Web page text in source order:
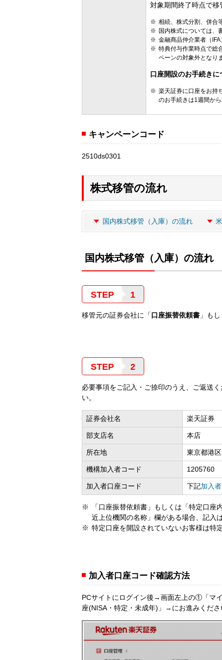
対象期間終了時点で
相続、株式分割、併合
国内株式については、
金融商品仲介業者（
特典付与作業時点で総
ペーンの対象外となり
口座開設のお手続きに
楽天証券に口座をお持
のお手続きは1週間か
キャンペーンコード
2510ds0301
株式移管の流れ
国内株式移管（入庫）の流れ
国内株式移管（入庫）の流れ
STEP
移管元の証券会社に「口座振替依頼書 」も
STEP
必要事項をご記入・ご捺印のうえ、ご返送
い。
証券会社名 楽天証券
部支店名 本店
所在地 東京都港区
機構加入者コード 1205760
加入者口座コード 下記加入
「口座振替依頼書」もしくは「特定口
近上位機関の名称」欄がある場合、記入
特定口座を開設されていないお客様は特
加入者口座コード確認方法
PCサイトにログイン後→画面左上の①「マ
座(NISA・特定・未成年)」→にお進みくだ